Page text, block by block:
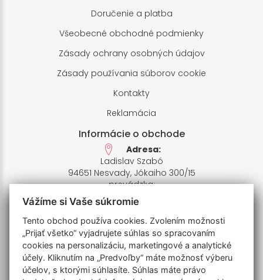
Doručenie a platba
Všeobecné obchodné podmienky
Zásady ochrany osobných údajov
Zásady používania súborov cookie
Kontakty
Reklamácia
Informácie o obchode
Adresa:
Ladislav Szabó
94651 Nesvady, Jókaiho 300/15
prevádzka:
94651 Nesvady,Farské pole 1
IČO: 33658412,
IČ DPH: SK1020426935
Bankový účet:
SK7811110000006770201009
IBAN: UNCRSKBX
Vážíme si Vaše súkromie
Tento obchod používa cookies. Zvolením možnosti
„Prijať všetko“ vyjadrujete súhlas so spracovaním
cookies na personalizáciu, marketingové a analytické
účely. Kliknutím na „Predvoľby“ máte možnosť výberu
účelov, s ktorými súhlasíte. Súhlas máte právo